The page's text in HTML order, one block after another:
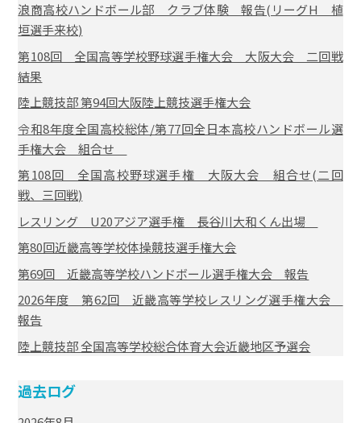
浪商高校ハンドボール部 クラブ体験 報告(リーグH 植
垣選手来校)
第108回 全国高等学校野球選手権大会 大阪大会 二回戦
結果
陸上競技部 第94回大阪陸上競技選手権大会
令和8年度全国高校総体/第77回全日本高校ハンドボール選
手権大会 組合せ
第108回 全国高校野球選手権 大阪大会 組合せ(二回
戦、三回戦)
レスリング U20アジア選手権 長谷川大和くん出場
第80回近畿高等学校体操競技選手権大会
第69回 近畿高等学校ハンドボール選手権大会 報告
2026年度 第62回 近畿高等学校レスリング選手権大会
報告
陸上競技部 全国高等学校総合体育大会近畿地区予選会
過去ログ